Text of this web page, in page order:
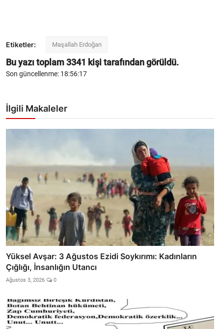
Etiketler: Maşallah Erdoğan
Bu yazı toplam3341 kişi tarafından görüldü.
Son güncellenme: 18:56:17
İlgili Makaleler
Yüksel Avşar: 3 Ağustos Ezidi Soykırımı: Kadınların
Çığlığı, İnsanlığın Utancı
Ağustos 3, 2026 0